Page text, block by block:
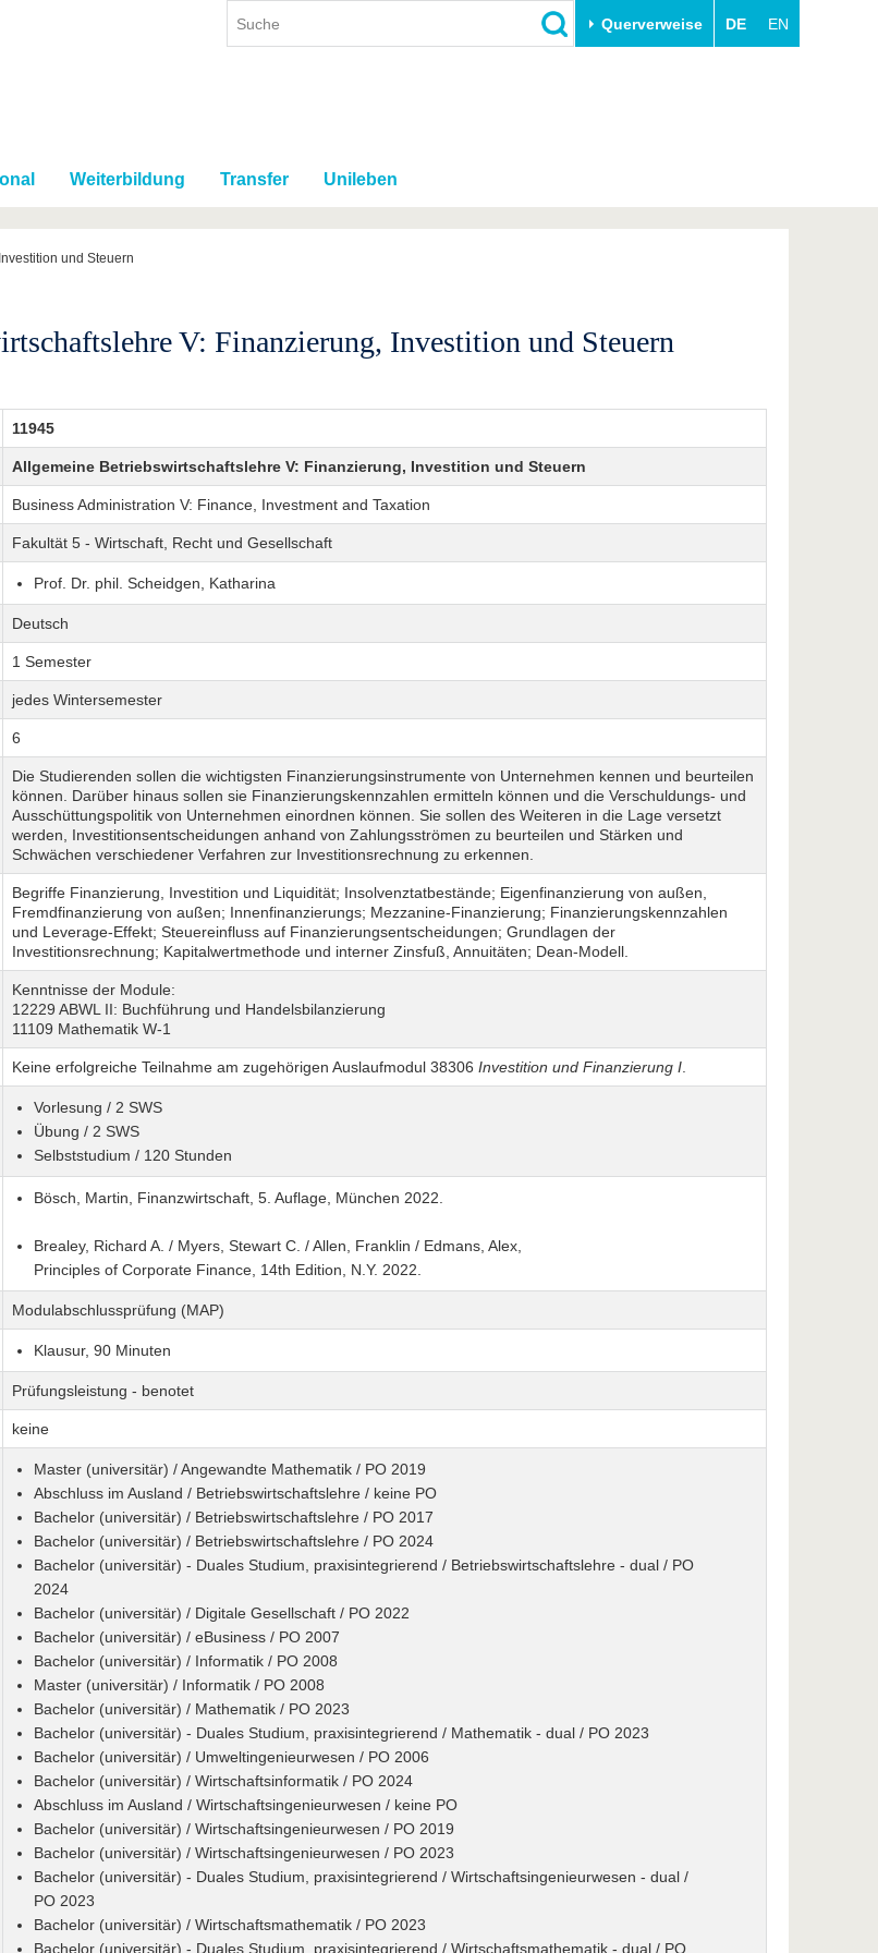
Querverweise DE EN
Weiterbildung Transfer Unileben
und Steuern
V: Finanzierung, Investition und Steuern
11945
Allgemeine Betriebswirtschaftslehre V: Finanzierung, Investition und Steuern
Business Administration V: Finance, Investment and Taxation
Fakultät 5 - Wirtschaft, Recht und Gesellschaft
Prof. Dr. phil. Scheidgen, Katharina
Deutsch
1 Semester
jedes Wintersemester
6
Die Studierenden sollen die wichtigsten Finanzierungsinstrumente von Unternehmen kennen und beurteilen
können. Darüber hinaus sollen sie Finanzierungskennzahlen ermitteln können und die Verschuldungs- und
Ausschüttungspolitik von Unternehmen einordnen können. Sie sollen des Weiteren in die Lage versetzt
werden, Investitionsentscheidungen anhand von Zahlungsströmen zu beurteilen und Stärken und
Schwächen verschiedener Verfahren zur Investitionsrechnung zu erkennen.
Begriffe Finanzierung, Investition und Liquidität; Insolvenztatbestände; Eigenfinanzierung von außen,
Fremdfinanzierung von außen; Innenfinanzierungs; Mezzanine-Finanzierung; Finanzierungskennzahlen
und Leverage-Effekt; Steuereinfluss auf Finanzierungsentscheidungen; Grundlagen der
Investitionsrechnung; Kapitalwertmethode und interner Zinsfuß, Annuitäten; Dean-Modell.
Kenntnisse der Module:
12229 ABWL II: Buchführung und Handelsbilanzierung
11109 Mathematik W-1
Keine erfolgreiche Teilnahme am zugehörigen Auslaufmodul 38306 Investition und Finanzierung I.
Vorlesung / 2 SWS
Übung / 2 SWS
Selbststudium / 120 Stunden
Bösch, Martin, Finanzwirtschaft, 5. Auflage, München 2022.
Brealey, Richard A. / Myers, Stewart C. / Allen, Franklin / Edmans, Alex,
Principles of Corporate Finance, 14th Edition, N.Y. 2022.
Modulabschlussprüfung (MAP)
Klausur, 90 Minuten
Prüfungsleistung - benotet
keine
Master (universitär) / Angewandte Mathematik / PO 2019
Abschluss im Ausland / Betriebswirtschaftslehre / keine PO
Bachelor (universitär) / Betriebswirtschaftslehre / PO 2017
Bachelor (universitär) / Betriebswirtschaftslehre / PO 2024
Bachelor (universitär) - Duales Studium, praxisintegrierend / Betriebswirtschaftslehre - dual / PO
2024
Bachelor (universitär) / Digitale Gesellschaft / PO 2022
Bachelor (universitär) / eBusiness / PO 2007
Bachelor (universitär) / Informatik / PO 2008
Master (universitär) / Informatik / PO 2008
Bachelor (universitär) / Mathematik / PO 2023
Bachelor (universitär) - Duales Studium, praxisintegrierend / Mathematik - dual / PO 2023
Bachelor (universitär) / Umweltingenieurwesen / PO 2006
Bachelor (universitär) / Wirtschaftsinformatik / PO 2024
Abschluss im Ausland / Wirtschaftsingenieurwesen / keine PO
Bachelor (universitär) / Wirtschaftsingenieurwesen / PO 2019
Bachelor (universitär) / Wirtschaftsingenieurwesen / PO 2023
Bachelor (universitär) - Duales Studium, praxisintegrierend / Wirtschaftsingenieurwesen - dual /
PO 2023
Bachelor (universitär) / Wirtschaftsmathematik / PO 2023
Bachelor (universitär) - Duales Studium, praxisintegrierend / Wirtschaftsmathematik - dual / PO